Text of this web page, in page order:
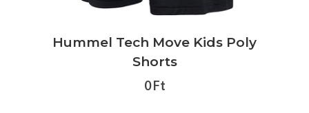
Hummel Tech Move Kids Poly
Shorts
0 Ft